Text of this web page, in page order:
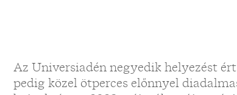
Az Universiadén negyedik helyezést
pedig közel ötperces előnnyel